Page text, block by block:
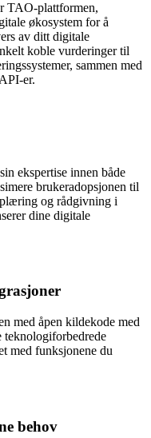
TAO-plattformen,
økosystem for å
av ditt digitale
koble vurderinger til
sammen med
er.
ekspertise innen både
brukeradopsjonen til
og rådgivning i
dine digitale
med åpen kildekode med
med funksjonene du
behov